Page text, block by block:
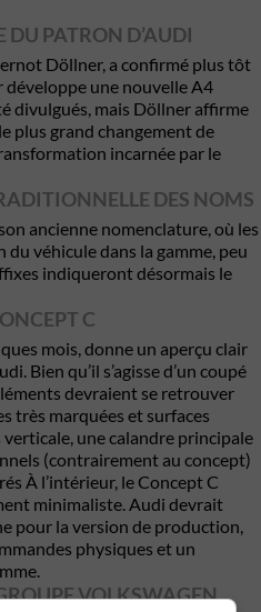
PATRON D’AUDI
Döllner, a confirmé plus tôt
une nouvelle A4
divulgués, mais Döllner affirme
plus grand changement de
incarnée par le
DES NOMS
ancienne nomenclature, où les
véhicule dans la gamme, peu
indiqueront désormais le
C
mois, donne un aperçu clair
Bien qu’il s’agisse d’un coupé
devraient se retrouver
très marquées et surfaces
une calandre principale
(contrairement au concept)
À l’intérieur, le Concept C
minimaliste. Audi devrait
pour la version de production,
physiques et un
VOLKSWAGEN